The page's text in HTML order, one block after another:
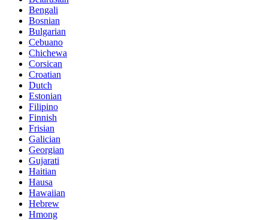
Bengali
Bosnian
Bulgarian
Cebuano
Chichewa
Corsican
Croatian
Dutch
Estonian
Filipino
Finnish
Frisian
Galician
Georgian
Gujarati
Haitian
Hausa
Hawaiian
Hebrew
Hmong